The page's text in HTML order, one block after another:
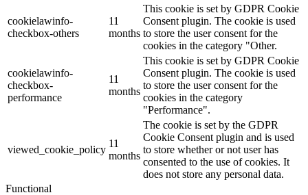
cookielawinfo-
checkbox-others
11
months
This cookie is set by GDPR Cookie
Consent plugin. The cookie is used
to store the user consent for the
cookies in the category "Other.
cookielawinfo-
checkbox-
performance
11
months
This cookie is set by GDPR Cookie
Consent plugin. The cookie is used
to store the user consent for the
cookies in the category
"Performance".
viewed_cookie_policy
11
months
The cookie is set by the GDPR
Cookie Consent plugin and is used
to store whether or not user has
consented to the use of cookies. It
does not store any personal data.
Functional